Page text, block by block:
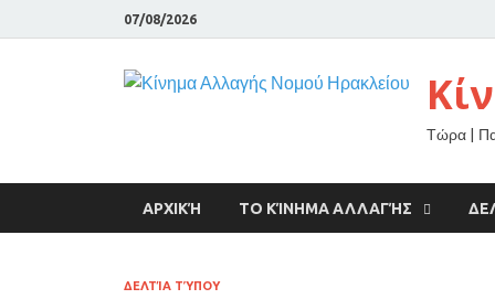
07/08/2026
Τώρα |
ΑΡΧΙΚΉ ΤΟ ΚΊΝΗΜΑ ΑΛΛΑΓΉΣ
ΔΕΛΤΊΑ ΤΎΠΟΥ